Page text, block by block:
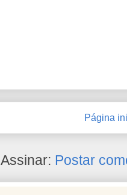
Página
Assinar: Postar